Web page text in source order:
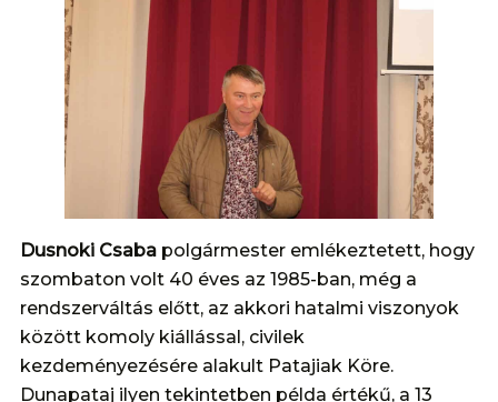
Dusnoki Csaba polgármester emlékeztetett, hogy
szombaton volt 40 éves az 1985-ban, még a
rendszerváltás előtt, az akkori hatalmi viszonyok
között komoly kiállással, civilek
kezdeményezésére alakult Patajiak Köre.
Dunapataj ilyen tekintetben példa értékű, a 13